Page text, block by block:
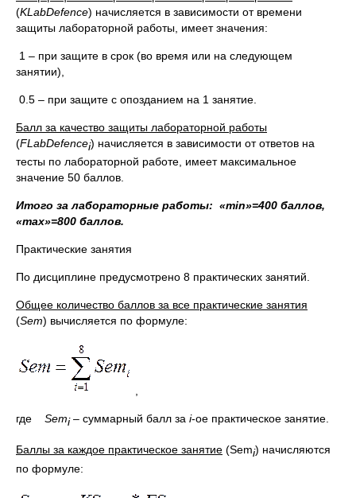
(KLabDefence) начисляется в зависимости от времени
защиты лабораторной работы, имеет значения:
1 – при защите в срок (во время или на следующем
занятии),
0.5 – при защите с опозданием на 1 занятие.
Балл за качество защиты лабораторной работы
(FLabDefencei) начисляется в зависимости от ответов на
тесты по лабораторной работе, имеет максимальное
значение 50 баллов.
Итого за лабораторные работы: «min»=400 баллов,
«max»=800 баллов.
Практические занятия
По дисциплине предусмотрено 8 практических занятий.
Общее количество баллов за все практические занятия
(Sem) вычисляется по формуле:
,
где Semi– суммарный балл за i-ое практическое занятие.
Баллы за каждое практическое занятие (Semi) начисляются
по формуле: